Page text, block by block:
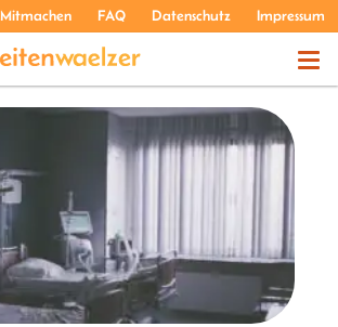
Mitmachen FAQ Datenschutz Impressum
THEMEN
ÜBER UNS